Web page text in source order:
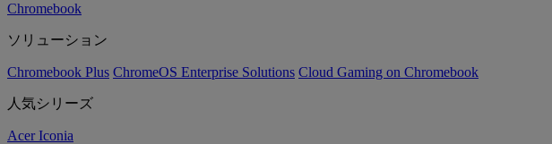
Chromebook
ソリューション
Chromebook Plus ChromeOS Enterprise Solutions Cloud Gaming on Chromebook
人気シリーズ
Acer Iconia